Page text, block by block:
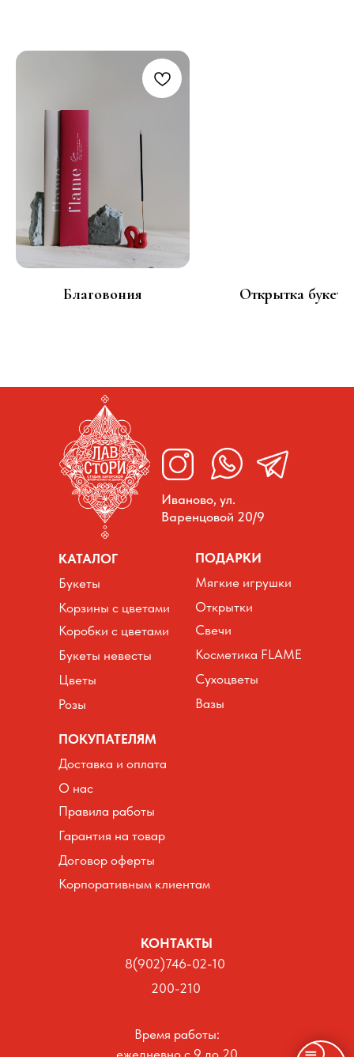
Благовония Открытка
Иваново, ул.
Варенцовой 20/9
КАТАЛОГ ПОДАРКИ
ПОКУПАТЕЛЯМ
КОНТАКТЫ
Букеты
Корзины с цветами
Коробки с цветами
Цветы
Розы
Букеты невесты
Мягкие игрушки
Открытки
Свечи
Сухоцветы
Вазы
Косметика FLAME
Доставка и оплата
О нас
Правила работы
Договор оферты
Гарантия на товар
8(902)746-02-10
200-210
Время работы:
Корпоративным клиентам